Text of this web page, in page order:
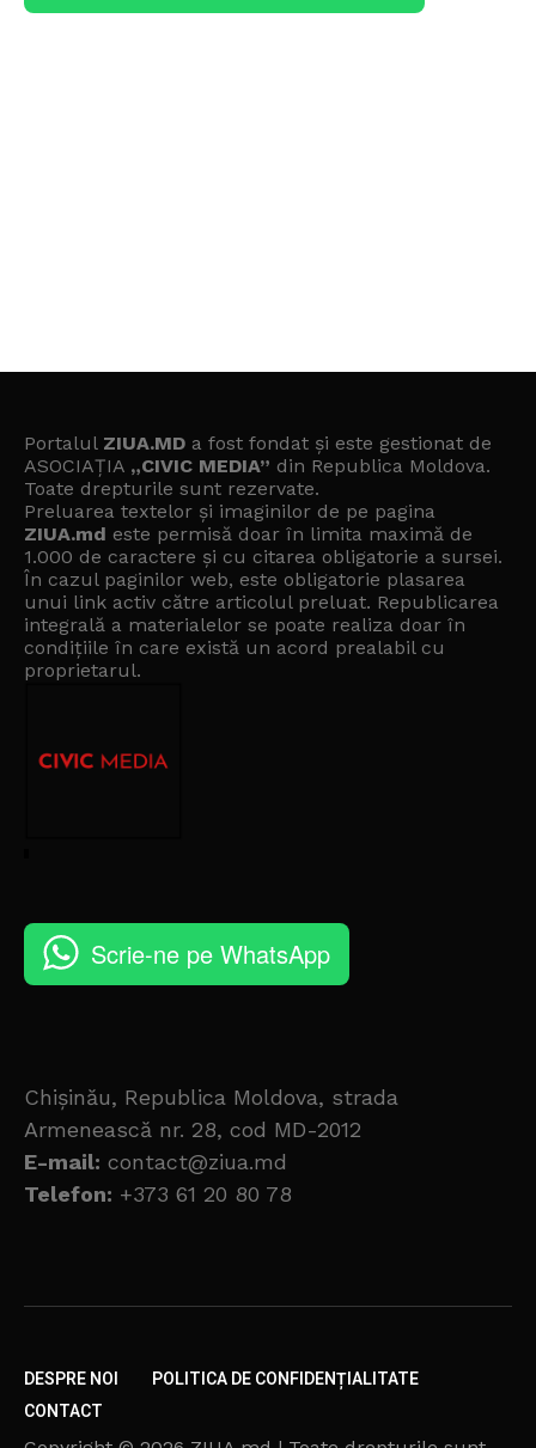
Portalul ZIUA.MD a fost fondat și este gestionat de
ASOCIAȚIA „CIVIC MEDIA” din Republica Moldova.
Toate drepturile sunt rezervate.
Preluarea textelor și imaginilor de pe pagina
ZIUA.md este permisă doar în limita maximă de
1.000 de caractere și cu citarea obligatorie a sursei.
În cazul paginilor web, este obligatorie plasarea
unui link activ către articolul preluat. Republicarea
integrală a materialelor se poate realiza doar în
condițiile în care există un acord prealabil cu
proprietarul.
Scrie-ne pe WhatsApp
Chișinău, Republica Moldova, strada
Armenească nr. 28, cod MD-2012
E-mail: contact@ziua.md
Telefon: +373 61 20 80 78
DESPRE NOI
POLITICA DE CONFIDENȚIALITATE
CONTACT